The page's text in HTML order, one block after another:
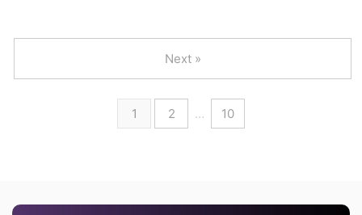
1 2 … 10
Next »